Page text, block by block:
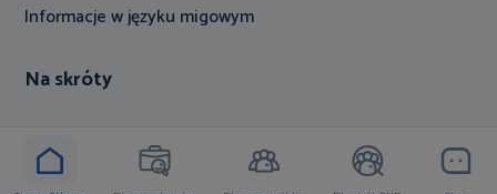
Informacje w języku migowym
Na skróty
Położenie i dojazd